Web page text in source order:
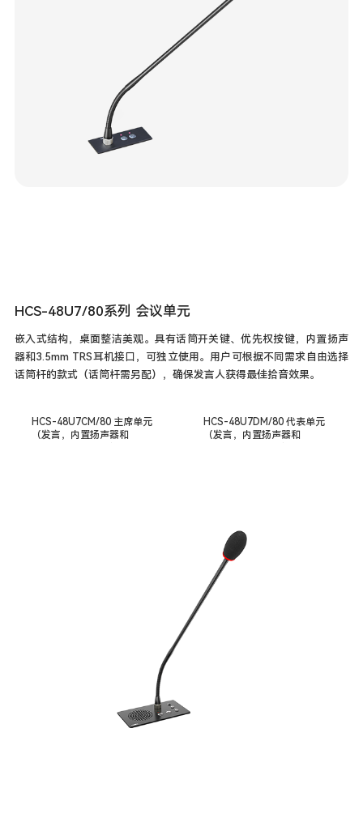
HCS-48U7/80系列 会议单元
嵌入式结构，桌面整洁美观。具有话筒开关键、优先权按键，内置扬声
器和3.5mm TRS耳机接口，可独立使用。用户可根据不同需求自由选择
话筒杆的款式（话筒杆需另配），确保发言人获得最佳拾音效果。
HCS-48U7CM/80 主席单元
（发言，内置扬声器和
HCS-48U7DM/80 代表单元
（发言，内置扬声器和